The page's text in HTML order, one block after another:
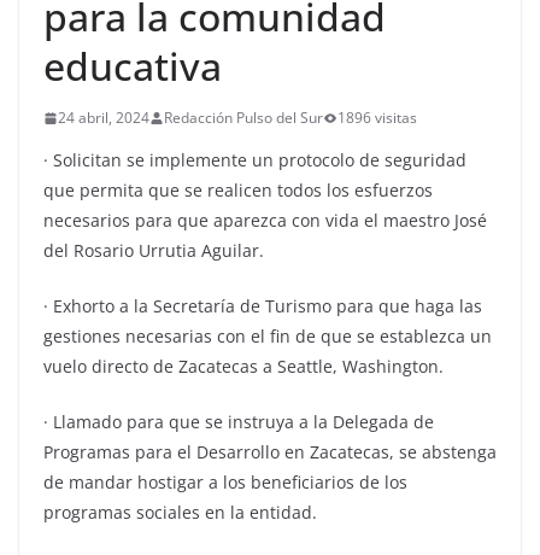
para la comunidad
educativa
24 abril, 2024 Redacción Pulso del Sur 1896 visitas
· Solicitan se implemente un protocolo de seguridad
que permita que se realicen todos los esfuerzos
necesarios para que aparezca con vida el maestro José
del Rosario Urrutia Aguilar.
· Exhorto a la Secretaría de Turismo para que haga las
gestiones necesarias con el fin de que se establezca un
vuelo directo de Zacatecas a Seattle, Washington.
· Llamado para que se instruya a la Delegada de
Programas para el Desarrollo en Zacatecas, se abstenga
de mandar hostigar a los beneficiarios de los
programas sociales en la entidad.